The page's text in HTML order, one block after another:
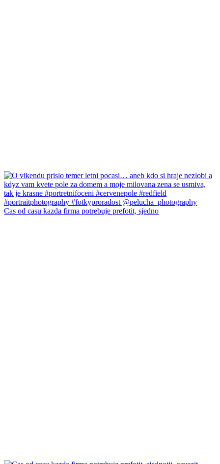
Cas od casu kazda firma potrebuje prefotit, sjedno